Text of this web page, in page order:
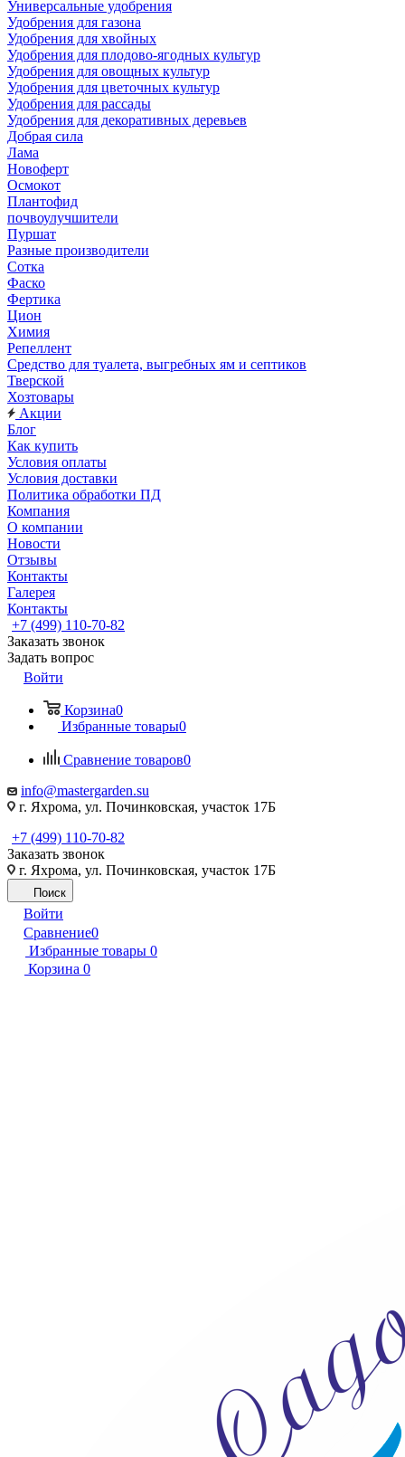
Универсальные удобрения
Удобрения для газона
Удобрения для хвойных
Удобрения для плодово-ягодных культур
Удобрения для овощных культур
Удобрения для цветочных культур
Удобрения для рассады
Удобрения для декоративных деревьев
Добрая сила
Лама
Новоферт
Осмокот
Плантофид
почвоулучшители
Пуршат
Разные производители
Сотка
Фаско
Фертика
Цион
Химия
Репеллент
Средство для туалета, выгребных ям и септиков
Тверской
Хозтовары
Акции
Блог
Как купить
Условия оплаты
Условия доставки
Политика обработки ПД
Компания
О компании
Новости
Отзывы
Контакты
Галерея
Контакты
+7 (499) 110-70-82
Заказать звонок
Задать вопрос
Войти
Корзина0
Избранные товары0
Сравнение товаров0
info@mastergarden.su
г. Яхрома, ул. Починковская, участок 17Б
+7 (499) 110-70-82
Заказать звонок
г. Яхрома, ул. Починковская, участок 17Б
Поиск
Войти
Сравнение0
Избранные товары 0
Корзина 0